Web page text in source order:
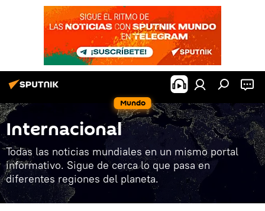
Mundo
Internacional
Todas las noticias mundiales en un mismo portal
informativo. Sigue de cerca lo que pasa en
diferentes regiones del planeta.